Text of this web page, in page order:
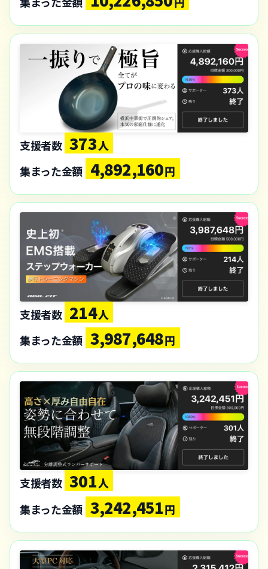
支援者数 373人
集まった金額 4,892,160円
支援者数 214人
集まった金額 3,987,648円
支援者数 301人
集まった金額 3,242,451円